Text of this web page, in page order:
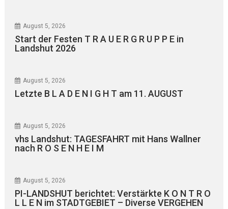
August 5, 2026
Start der Festen T R A U E R G R U P P E in
Landshut 2026
August 5, 2026
Letzte B L A D E N I G H T am 11. AUGUST
August 5, 2026
vhs Landshut: TAGESFAHRT mit Hans Wallner
nach R O S E N H E I M
August 5, 2026
PI-LANDSHUT berichtet: Verstärkte K O N T R O
L L E N im STADTGEBIET – Diverse VERGEHEN